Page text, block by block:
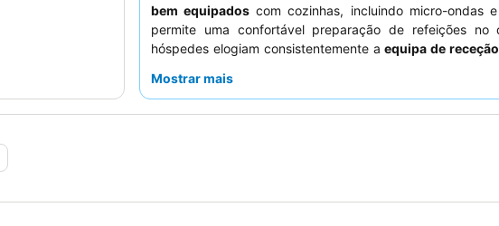
bem equipados com cozinhas, incluindo micro-ondas
permite uma confortável preparação de refeições no
hóspedes elogiam consistentemente aequipa de
térreo. Para aqueles que viajam de carro, o
Mostrar mais